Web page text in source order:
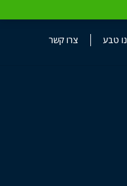
טבע צרו קשר